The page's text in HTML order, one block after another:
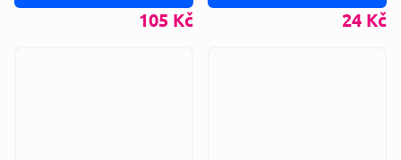
105 Kč 24 Kč